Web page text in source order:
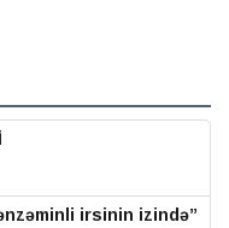
irsinin izində”